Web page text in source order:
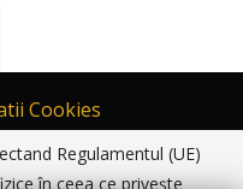
Cookies
DE UTILIZARE
Regulamentul (UE)
în ceea ce privește